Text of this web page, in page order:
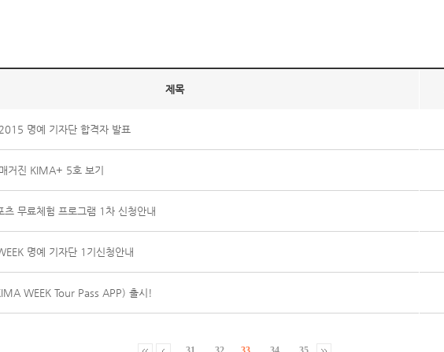
제목
명예 기자단 합격자 발표
거진 KIMA+ 5호 보기
무료체험 프로그램 1차 신청안내
명예 기자단 1기신청안내
WEEK Tour Pass APP) 출시!